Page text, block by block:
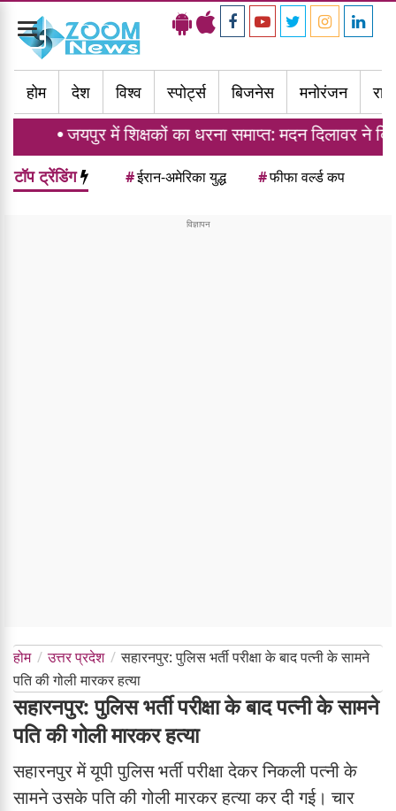
Toggle
navigation
होम
देश विश्व स्पोर्ट्स बिजनेस मनोरंजन
में शिक्षकों का धरना समाप्त: मदन दिलावर ने दिया
टॉप ट्रेंडिंग #ईरान-अमेरिका युद्ध #फीफा वर्ल्ड कप
होम उत्तर प्रदेश
सहारनपुर: पुलिस भर्ती परीक्षा के बाद पत्नी के सामने
पति की गोली मारकर हत्या
सहारनपुर: पुलिस भर्ती परीक्षा के बाद पत्नी के सामने
पति की गोली मारकर हत्या
सहारनपुर में यूपी पुलिस भर्ती परीक्षा देकर निकली पत्नी के
सामने उसके पति की गोली मारकर हत्या कर दी गई। चार